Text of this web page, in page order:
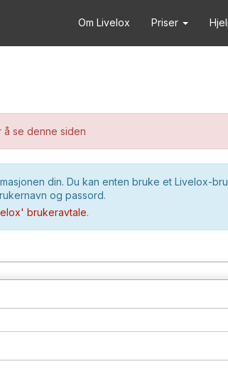
Om Livelox Priser
se denne siden
din. Du kan enten bruke et Livelox-
og passord.
brukeravtale.